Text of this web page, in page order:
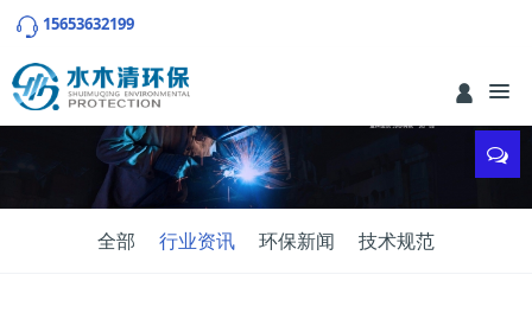
15653632199
全部 行业资讯 环保新闻 技术规范